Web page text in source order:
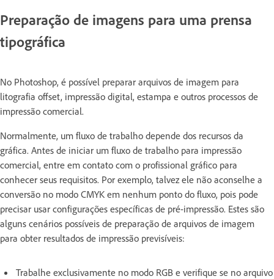
Preparação de imagens para uma prensa
tipográfica
No Photoshop, é possível preparar arquivos de imagem para
litografia offset, impressão digital, estampa e outros processos de
impressão comercial.
Normalmente, um fluxo de trabalho depende dos recursos da
gráfica. Antes de iniciar um fluxo de trabalho para impressão
comercial, entre em contato com o profissional gráfico para
conhecer seus requisitos. Por exemplo, talvez ele não aconselhe a
conversão no modo CMYK em nenhum ponto do fluxo, pois pode
precisar usar configurações específicas de pré-impressão. Estes são
alguns cenários possíveis de preparação de arquivos de imagem
para obter resultados de impressão previsíveis:
Trabalhe exclusivamente no modo RGB e verifique se no arquivo